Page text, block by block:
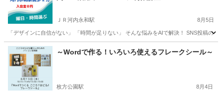
ＪＲ河内永和駅 8月5日
「デザインに自信がない」 「時間が足りない」 そんな悩みをAIで解決！ SNS投稿の
大阪 東大阪市 ＪＲ河内永和駅 ホームページ作成 リモート
～Wordで作る！いろいろ使えるフレークシール～
枚方公園駅 8月4日